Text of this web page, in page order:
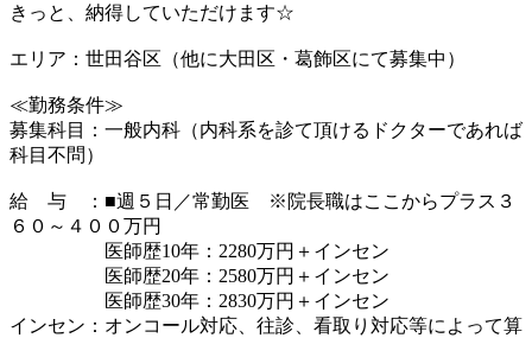
きっと、納得していただけます☆
エリア：世田谷区（他に大田区・葛飾区にて募集中）
≪勤務条件≫
募集科目：一般内科（内科系を診て頂けるドクターであれば
科目不問）
給 与 ：■週５日／常勤医 ※院長職はここからプラス３
６０～４００万円
医師歴10年：2280万円＋インセン
医師歴20年：2580万円＋インセン
医師歴30年：2830万円＋インセン
インセン：オンコール対応、往診、看取り対応等によって算